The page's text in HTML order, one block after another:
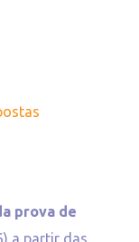
prova de
a partir das